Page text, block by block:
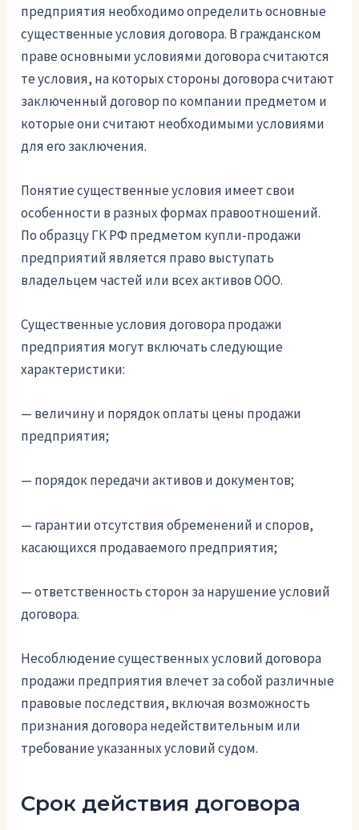
предприятия необходимо определить основные
существенные условия договора. В гражданском
праве основными условиями договора считаются
те условия, на которых стороны договора считают
заключенный договор по компании предметом и
которые они считают необходимыми условиями
для его заключения.
Понятие существенные условия имеет свои
особенности в разных формах правоотношений.
По образцу ГК РФ предметом купли-продажи
предприятий является право выступать
владельцем частей или всех активов ООО.
Существенные условия договора продажи
предприятия могут включать следующие
характеристики:
— величину и порядок оплаты цены продажи
предприятия;
— порядок передачи активов и документов;
— гарантии отсутствия обременений и споров,
касающихся продаваемого предприятия;
— ответственность сторон за нарушение условий
договора.
Несоблюдение существенных условий договора
продажи предприятия влечет за собой различные
правовые последствия, включая возможность
признания договора недействительным или
требование указанных условий судом.
Срок действия договора